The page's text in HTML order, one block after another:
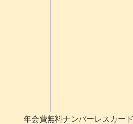
年会費無料ナンバーレスカード